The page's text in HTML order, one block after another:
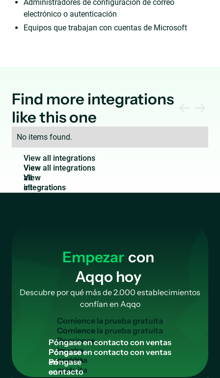
Administradores de configuración de correo
electrónico o autenticación
Equipos que trabajan con cuentas de Microsoft
Find more integrations
like this one
No items found.
View a integrations
View
all
integrations
Empezar con
Aqqo hoy
Descubre por qué más de 2.000 establecimientos
confían en Aqqo
Comiencela pruebagratuita
Comience
la
prueba
gratuita
Póngaseencontactoconventas
Póngase
en
contacto